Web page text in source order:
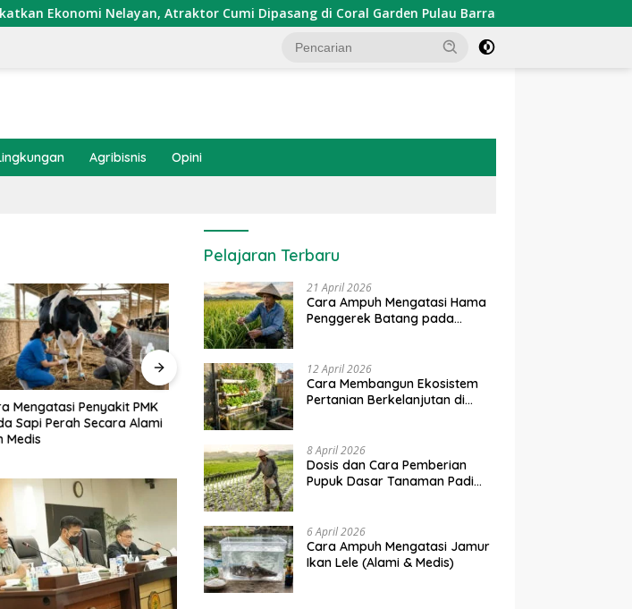
Nelayan, Atraktor Cumi Dipasang di Coral Garden Pulau Barrang Caddi
Agribisnis Opini
dan Cara Pemupukan
Padi pada Fase
Aktif yang Tepat
Penerapan IoT dalam
Pertanian Modern di Indonesia
Ekonomi Sumber Daya Lahan:
Pelajaran Terbaru
21 April 2026
Cara Ampuh Mengatasi Hama
Penggerek Batang pada
12 April 2026
Cara Membangun Ekosistem
Pertanian Berkelanjutan di
8 April 2026
Dosis dan Cara Pemberian
Pupuk Dasar Tanaman Padi
6 April 2026
Cara Ampuh Mengatasi Jamur
Ikan Lele (Alami & Medis)